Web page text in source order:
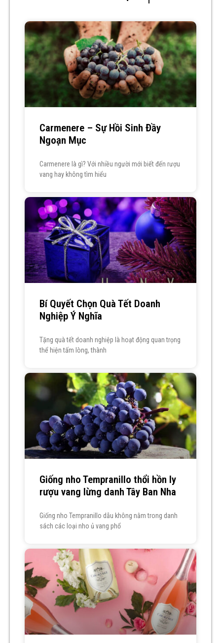
Carmenere – Sự Hồi Sinh Đầy
Ngoạn Mục
Carmenere là gì? Với nhiều người mới biết đến rượu
vang hay không tìm hiểu
Bí Quyết Chọn Quà Tết Doanh
Nghiệp Ý Nghĩa
Tặng quà tết doanh nghiệp là hoạt động quan trọng
thể hiện tấm lòng, thành
Giống nho Tempranillo thổi hồn ly
rượu vang lừng danh Tây Ban Nha
Giống nho Tempranillo dẫu không nằm trong danh
sách các loại nho ủ vang phổ